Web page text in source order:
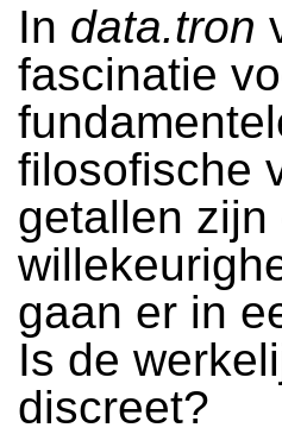
In data.tron
fascinatie
filosofische
getallen
gaan er in
Is de
discreet?